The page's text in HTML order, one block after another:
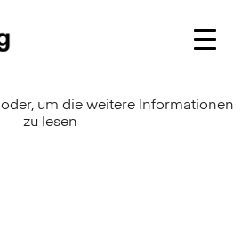
oder, um die weitere Informationen
zu lesen